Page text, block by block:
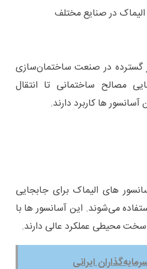
در صنایع مختلف
گسترده در صنعت ساختمان‌سازی
مصالح ساختمانی تا انتقال
ها کاربرد دارند.
های الیماک برای جابجایی
می‌شوند. این آسانسور ها با
محیطی عملکرد عالی دارند.
ایرانی‌‌